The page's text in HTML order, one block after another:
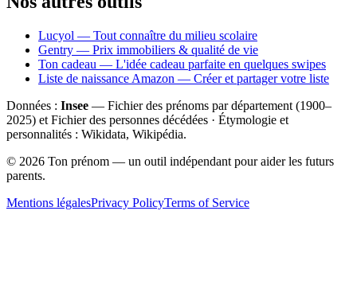
Lucyol — Tout connaître du milieu scolaire
Gentry — Prix immobiliers & qualité de vie
Ton cadeau — L'idée cadeau parfaite en quelques swipes
Liste de naissance Amazon — Créer et partager votre liste
Données : Insee — Fichier des prénoms par département (1900–
2025) et Fichier des personnes décédées · Étymologie et
personnalités : Wikidata, Wikipédia.
© 2026 Ton prénom — un outil indépendant pour aider les futurs
parents.
Mentions légalesPrivacy PolicyTerms of Service